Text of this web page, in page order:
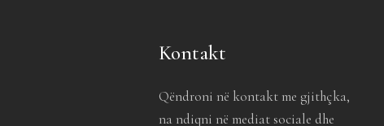
Kontakt
Qëndroni në kontakt me gjithçka,
na ndiqni në mediat sociale dhe